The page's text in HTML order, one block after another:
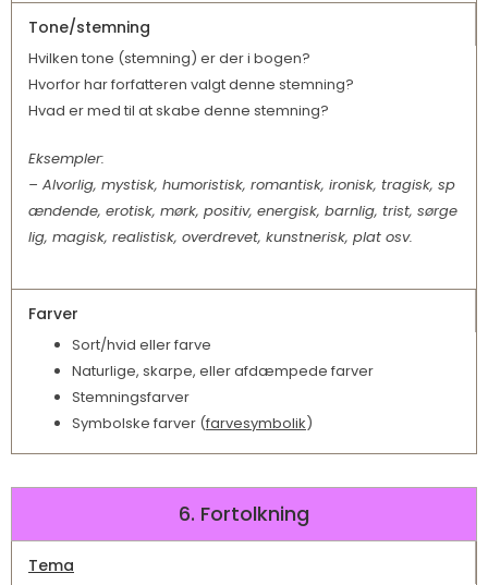
Tone/stemning
Hvilken tone (stemning) er der i bogen?
Hvorfor har forfatteren valgt denne stemning?
Hvad er med til at skabe denne stemning?
Eksempler:
– Alvorlig, mystisk, humoristisk, romantisk, ironisk, tragisk, sp
ændende, erotisk, mørk, positiv, energisk, barnlig, trist, sørge
lig, magisk, realistisk, overdrevet, kunstnerisk, plat osv.
Farver
Sort/hvid eller farve
Naturlige, skarpe, eller afdæmpede farver
Stemningsfarver
Symbolske farver (farvesymbolik)
6. Fortolkning
Tema